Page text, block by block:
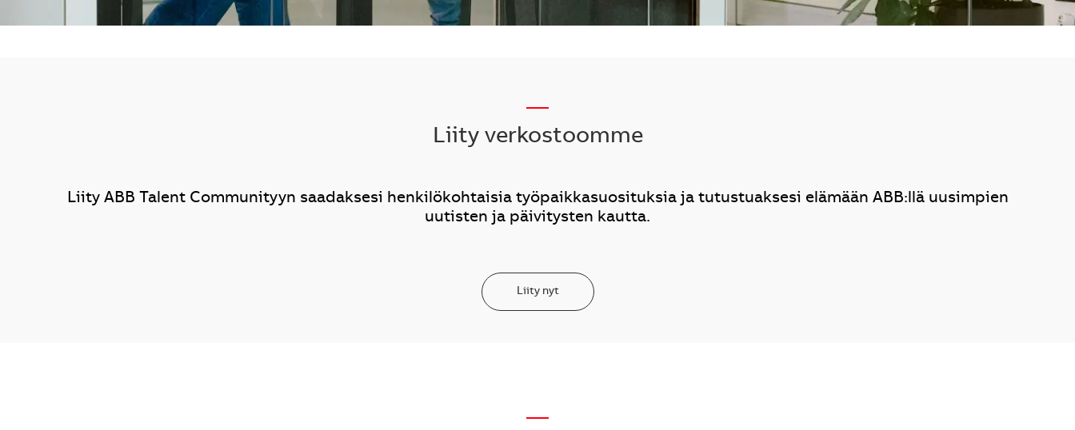
Liity verkostoomme
Liity ABB Talent Communityyn saadaksesi henkilökohtaisia työpaikkasuosituksia ja tutustuaksesi elämään ABB:llä uusimpien
uutisten ja päivitysten kautta.
Liity nyt
—